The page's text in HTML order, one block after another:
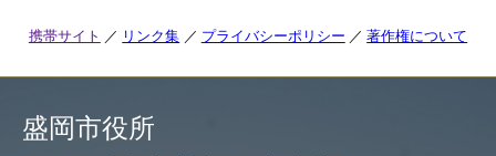
携帯サイト リンク集 プライバシーポリシー 著作権について
盛岡市役所